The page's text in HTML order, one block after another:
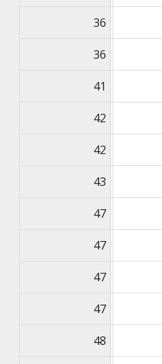
36
36
41
42
42
43
47
47
47
47
48